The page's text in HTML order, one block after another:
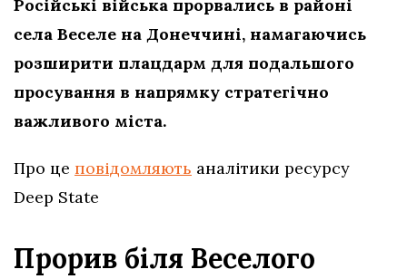
Російські війська прорвались в районі
села Веселе на Донеччині, намагаючись
розширити плацдарм для подальшого
просування в напрямку стратегічно
важливого міста.
Про це повідомляють аналітики ресурсу
Deep State
Прорив біля Веселого